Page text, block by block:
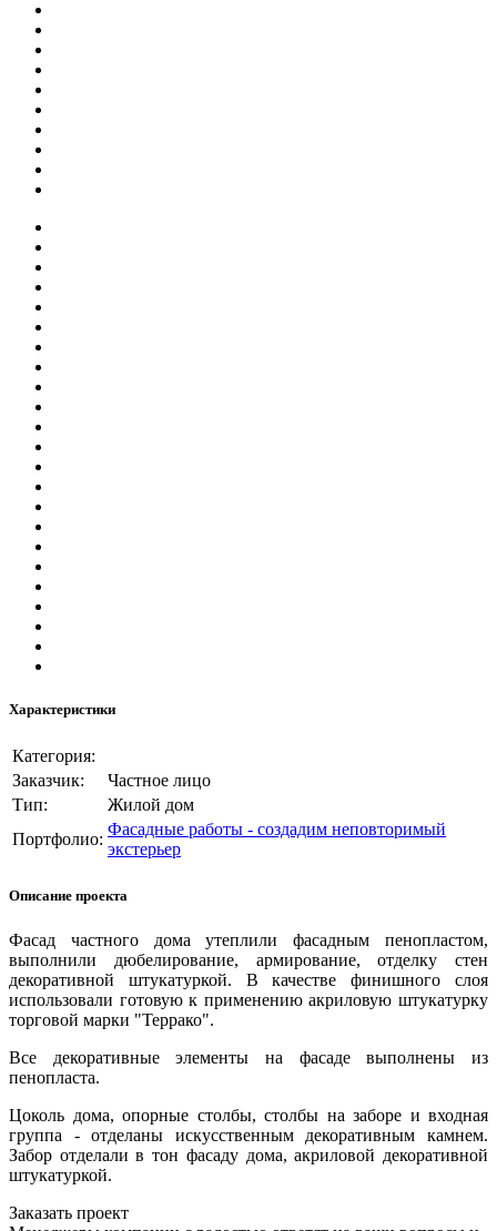
Характеристики
Категория:
Заказчик:
Частное лицо
Тип:
Жилой дом
Портфолио:
Фасадные работы - создадим неповторимый
экстерьер
Описание проекта
Фасад частного дома утеплили фасадным пенопластом,
выполнили дюбелирование, армирование, отделку стен
декоративной штукатуркой. В качестве финишного слоя
использовали готовую к применению акриловую штукатурку
торговой марки "Террако".
Все декоративные элементы на фасаде выполнены из
пенопласта.
Цоколь дома, опорные столбы, столбы на заборе и входная
группа - отделаны искусственным декоративным камнем.
Забор отделали в тон фасаду дома, акриловой декоративной
штукатуркой.
Заказать проект